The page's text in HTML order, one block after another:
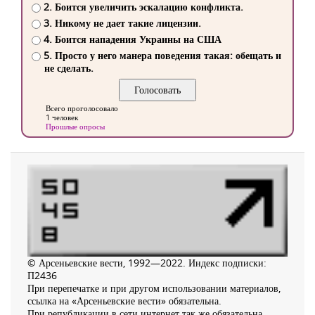
2. Боится увеличить эскалацию конфликта.
3. Никому не дает такие лицензии.
4. Боится нападения Украины на США
5. Просто у него манера поведения такая: обещать и
не сделать.
Всего проголосовало
1 человек
Прошлые опросы
© Арсеньевские вести, 1992—2022. Индекс подписки:
П2436
При перепечатке и при другом использовании материалов,
ссылка на «Арсеньевские вести» обязательна.